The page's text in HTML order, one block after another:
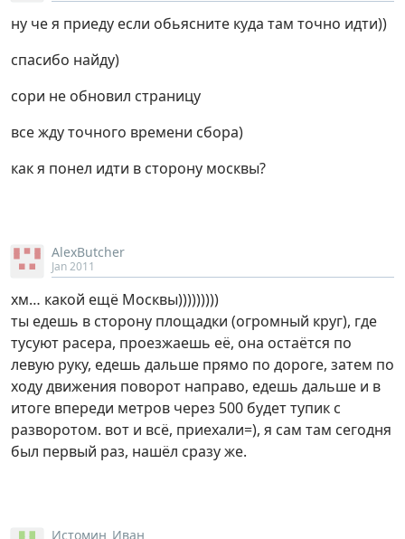
ну че я приеду если обьясните куда там точно идти))
спасибо найду)
сори не обновил страницу
все жду точного времени сбора)
как я понел идти в сторону москвы?
AlexButcher
Jan 2011
хм… какой ещё Москвы)))))))))
ты едешь в сторону площадки (огромный круг), где
тусуют расера, проезжаешь её, она остаётся по
левую руку, едешь дальше прямо по дороге, затем по
ходу движения поворот направо, едешь дальше и в
итоге впереди метров через 500 будет тупик с
разворотом. вот и всё, приехали=), я сам там сегодня
был первый раз, нашёл сразу же.
Истомин_Иван